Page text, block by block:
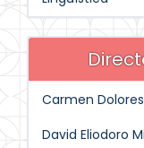
Carmen
David Eliodoro